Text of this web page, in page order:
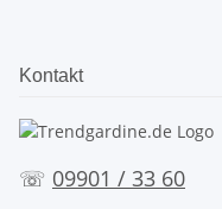
Kontakt
☏ 09901 / 33 60